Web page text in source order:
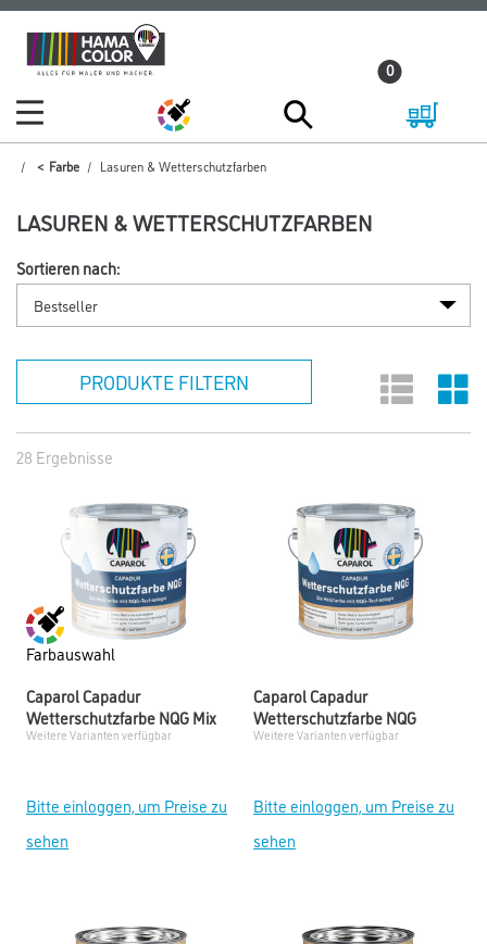
Zum
Inhalt
Zum
Navigationsmenü
0
Farbe Lasuren & Wetterschutzfarben
LASUREN & WETTERSCHUTZFARBEN
Sortieren nach:
PRODUKTE FILTERN
28 Ergebnisse
Farbauswahl
Caparol Capadur
Wetterschutzfarbe NQG Mix
Weitere Varianten verfügbar
Bitte einloggen, um Preise zu
sehen
Caparol Capadur
Wetterschutzfarbe NQG
Weitere Varianten verfügbar
Bitte einloggen, um Preise zu
sehen